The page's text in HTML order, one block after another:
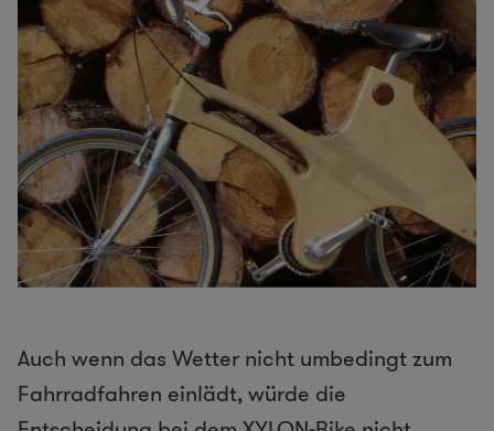
Auch wenn das Wetter nicht umbedingt zum
Fahrradfahren einlädt, würde die